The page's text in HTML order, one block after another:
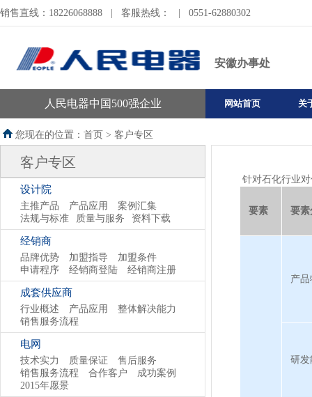
销售直线：18226068888 客服热线： 0551-62880302
安徽办事处
人民电器中国500强企业 网站首页 关
您现在的位置：首页 > 客户专区
客户专区
设计院
主推产品 产品应用
案例汇集
法规与标准
质量与服务 资料下载
经销商
品牌优势 加盟指导
加盟条件
申请程序
经销商登陆 经销商注册
成套供应商
行业概述 产品应用
整体解决能力
销售服务流程
电网
技术实力 质量保证
售后服务
销售服务流程
合作客户
成功案例
2015年愿景
针对石化行业
要素 要素
产
研发